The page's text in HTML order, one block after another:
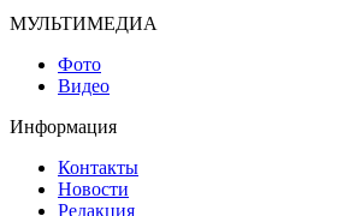
МУЛЬТИМЕДИА
Фото
Видео
Информация
Контакты
Новости
Редакция